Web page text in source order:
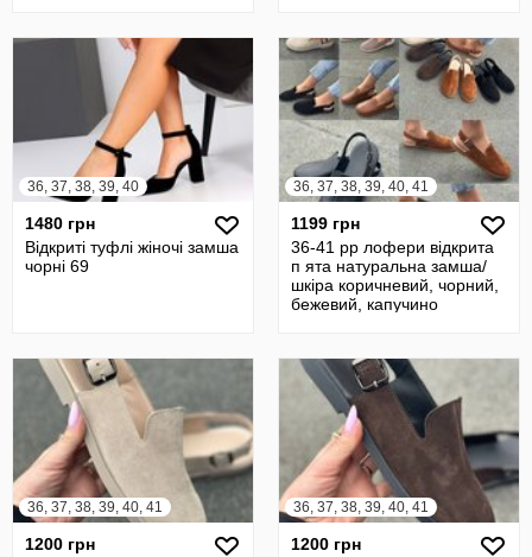
36, 37, 38, 39, 40
1480 грн
Відкриті туфлі жіночі замша
чорні 69
36, 37, 38, 39, 40, 41
1199 грн
36-41 рр лофери відкрита
п ята натуральна замша/
шкіра коричневий, чорний,
бежевий, капучино
36, 37, 38, 39, 40, 41
1200 грн
36, 37, 38, 39, 40, 41
1200 грн